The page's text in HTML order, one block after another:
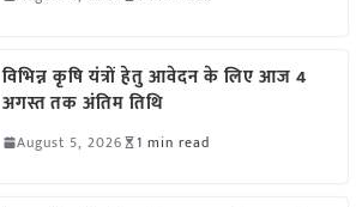
विभिन्न कृषि यंत्रों हेतु आवेदन के लिए आज 4
अगस्त तक अंतिम तिथि
August 5, 2026 1 min read